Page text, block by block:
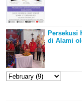
Persekusi
di Alami